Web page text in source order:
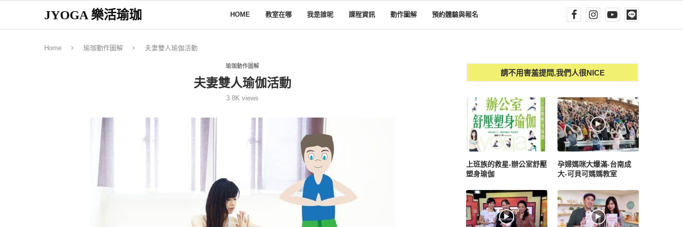
JYOGA 樂活瑜珈 HOME 教室在哪 我是誰呢 課程資訊 動作圖解 預約體驗與報名
Home 瑜珈動作圖解 夫妻雙人瑜伽活動
瑜珈動作圖解
夫妻雙人瑜伽活動
3.8K views
請不用害羞提問,我們人很NICE
上班族的救星-辦公室舒壓
塑身瑜伽
孕婦媽咪大爆滿-台南成
大-可貝可媽媽教室